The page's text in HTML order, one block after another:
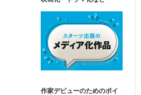
作家デビューのためのポイ